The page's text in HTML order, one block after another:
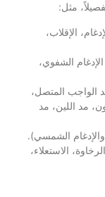
مثل:
الإقلاب،
الشفوي،
الواجب المتصل،
مد اللين، مد
والإدغام الشمسي).
الاستعلاء،